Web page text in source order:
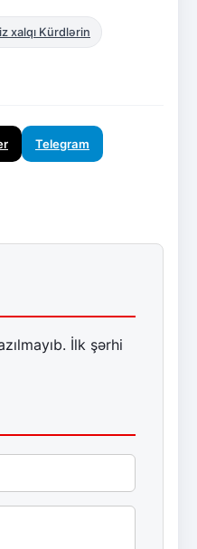
xalqı Kürdlərin
Telegram
İlk şərhi